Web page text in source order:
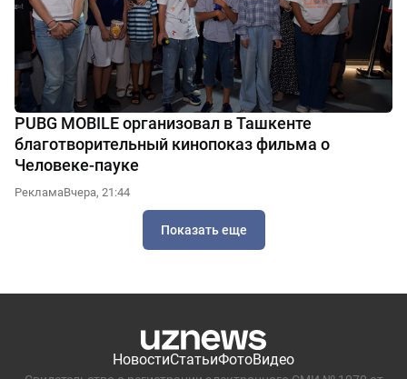
PUBG MOBILE организовал в Ташкенте
благотворительный кинопоказ фильма о
Человеке-пауке
РекламаВчера, 21:44
Показать еще
НовостиСтатьиФотоВидео